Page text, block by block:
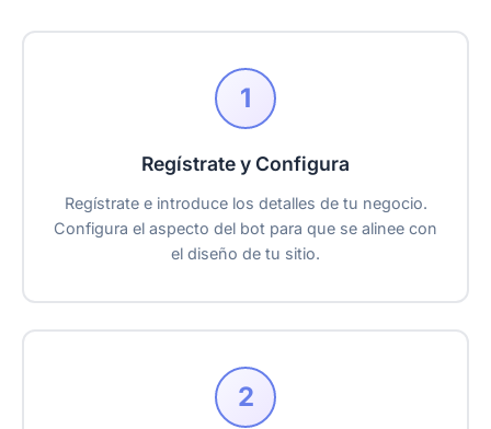
1
Regístrate y Configura
Regístrate e introduce los detalles de tu negocio.
Configura el aspecto del bot para que se alinee con
el diseño de tu sitio.
2